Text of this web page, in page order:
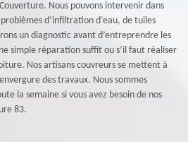
Nous pouvons intervenir dans
d’infiltration d’eau, de tuiles
un diagnostic avant d’entreprendre les
simple réparation suffit ou s’il faut réaliser
Nos artisans couvreurs se mettent à
des travaux. Nous sommes
la semaine si vous avez besoin de nos
83.